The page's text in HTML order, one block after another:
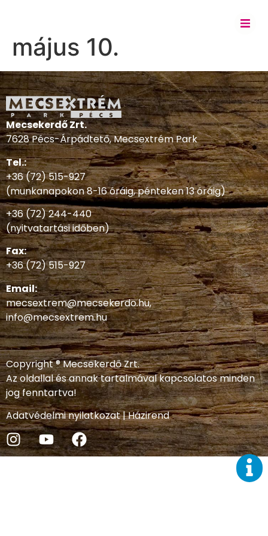
május 10.
Mecsekerdő Zrt.
7628 Pécs-Árpádtető, Mecsextrém Park
Tel.:
+36 (72) 515-927
(munkanapokon 8-16 óráig, pénteken 13 óráig)
+36 (72) 244-440
(nyitvatartási időben)
Fax:
+36 (72) 515-927
Email:
mecsextrem@mecsekerdo.hu,
info@mecsextrem.hu
Copyright ® Mecsekerdő Zrt.
Az oldallal és annak tartalmával kapcsolatos minden
jog fenntartva!
Adatvédelmi nyilatkozat|Házirend